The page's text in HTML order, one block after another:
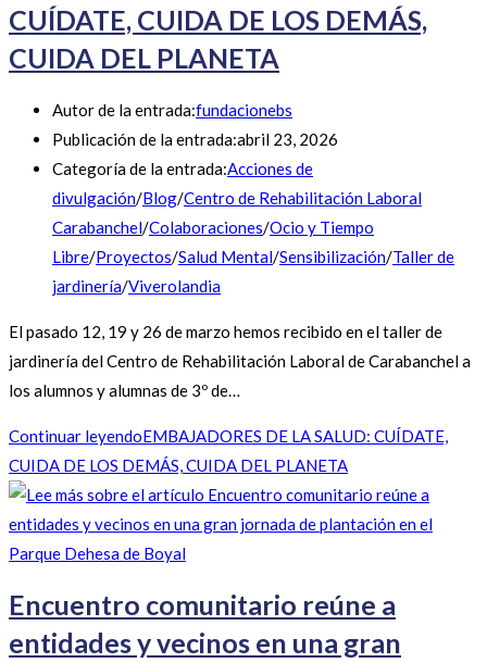
CUÍDATE, CUIDA DE LOS DEMÁS,
CUIDA DEL PLANETA
Autor de la entrada:fundacionebs
Publicación de la entrada:abril 23, 2026
Categoría de la entrada:Acciones de
divulgación/Blog/Centro de Rehabilitación Laboral
Carabanchel/Colaboraciones/Ocio y Tiempo
Libre/Proyectos/Salud Mental/Sensibilización/Taller de
jardinería/Viverolandia
El pasado 12, 19 y 26 de marzo hemos recibido en el taller de
jardinería del Centro de Rehabilitación Laboral de Carabanchel a
los alumnos y alumnas de 3º de…
Continuar leyendoEMBAJADORES DE LA SALUD: CUÍDATE,
CUIDA DE LOS DEMÁS, CUIDA DEL PLANETA
Encuentro comunitario reúne a
entidades y vecinos en una gran